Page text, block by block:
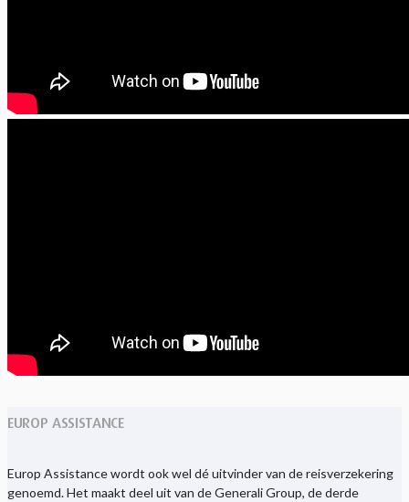
EUROP ASSISTANCE
Europ Assistance wordt ook wel dé uitvinder van de reisverzekering
genoemd. Het maakt deel uit van de Generali Group, de derde